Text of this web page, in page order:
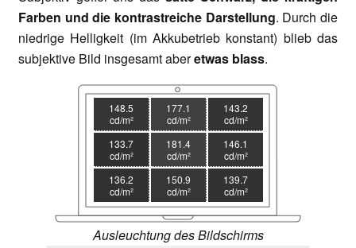
Farben und die kontrastreiche Darstellung. Durch die
niedrige Helligkeit (im Akkubetrieb konstant) blieb das
subjektive Bild insgesamt aberetwas blass.
148.5
cd/m²
177.1
cd/m²
143.2
cd/m²
133.7
cd/m²
181.4
cd/m²
146.1
cd/m²
136.2
cd/m²
150.9
cd/m²
139.7
cd/m²
Ausleuchtung des Bildschirms